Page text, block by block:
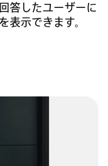
答したユーザーに
表示できます。